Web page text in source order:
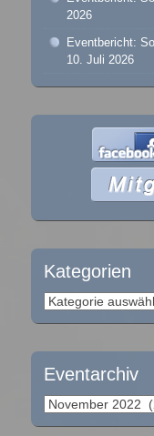
2026
Eventbericht:
10. Juli 2026
Kategorien
Kategorien
Eventarchiv
Eventarchiv